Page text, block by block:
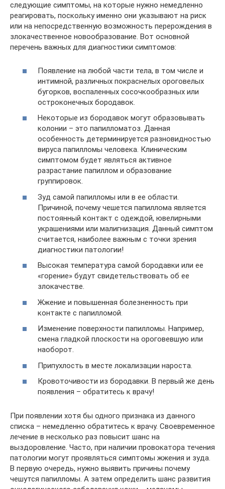
следующие симптомы, на которые нужно немедленно
реагировать, поскольку именно они указывают на риск
или на непосредственную возможность перерождения в
злокачественное новообразование. Вот основной
перечень важных для диагностики симптомов:
Появление на любой части тела, в том числе и
интимной, различных покраснелых ороговелых
бугорков, воспаленных сосочкообразных или
остроконечных бородавок.
Некоторые из бородавок могут образовывать
колонии – это папилломатоз. Данная
особенность детерминируется разновидностью
вируса папилломы человека. Клиническим
симптомом будет являться активное
разрастание папиллом и образование
группировок.
Зуд самой папилломы или в ее области.
Причиной, почему чешется папиллома является
постоянный контакт с одеждой, ювелирными
украшениями или малигнизация. Данный симптом
считается, наиболее важным с точки зрения
диагностики патологии!
Высокая температура самой бородавки или ее
«горение» будут свидетельствовать об ее
злокачестве.
Жжение и повышенная болезненность при
контакте с папилломой.
Изменение поверхности папилломы. Например,
смена гладкой плоскости на ороговевшую или
наоборот.
Припухлость в месте локализации нароста.
Кровоточивости из бородавки. В первый же день
появления – обратитесь к врачу!
При появлении хотя бы одного признака из данного
списка – немедленно обратитесь к врачу. Своевременное
лечение в несколько раз повысит шанс на
выздоровление. Часто, при наличии провокатора течения
патологии могут проявляться симптомы жжения и зуда.
В первую очередь, нужно выявить причины почему
чешутся папилломы. А затем определить шанс развития